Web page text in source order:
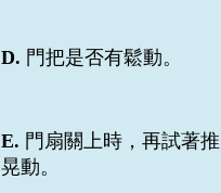
D. 門把是否有鬆動。
E. 門扇關上時，再試著
晃動。